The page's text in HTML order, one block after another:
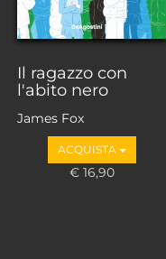
Il ragazzo con
l'abito nero
James Fox
ACQUISTA
€ 16,90